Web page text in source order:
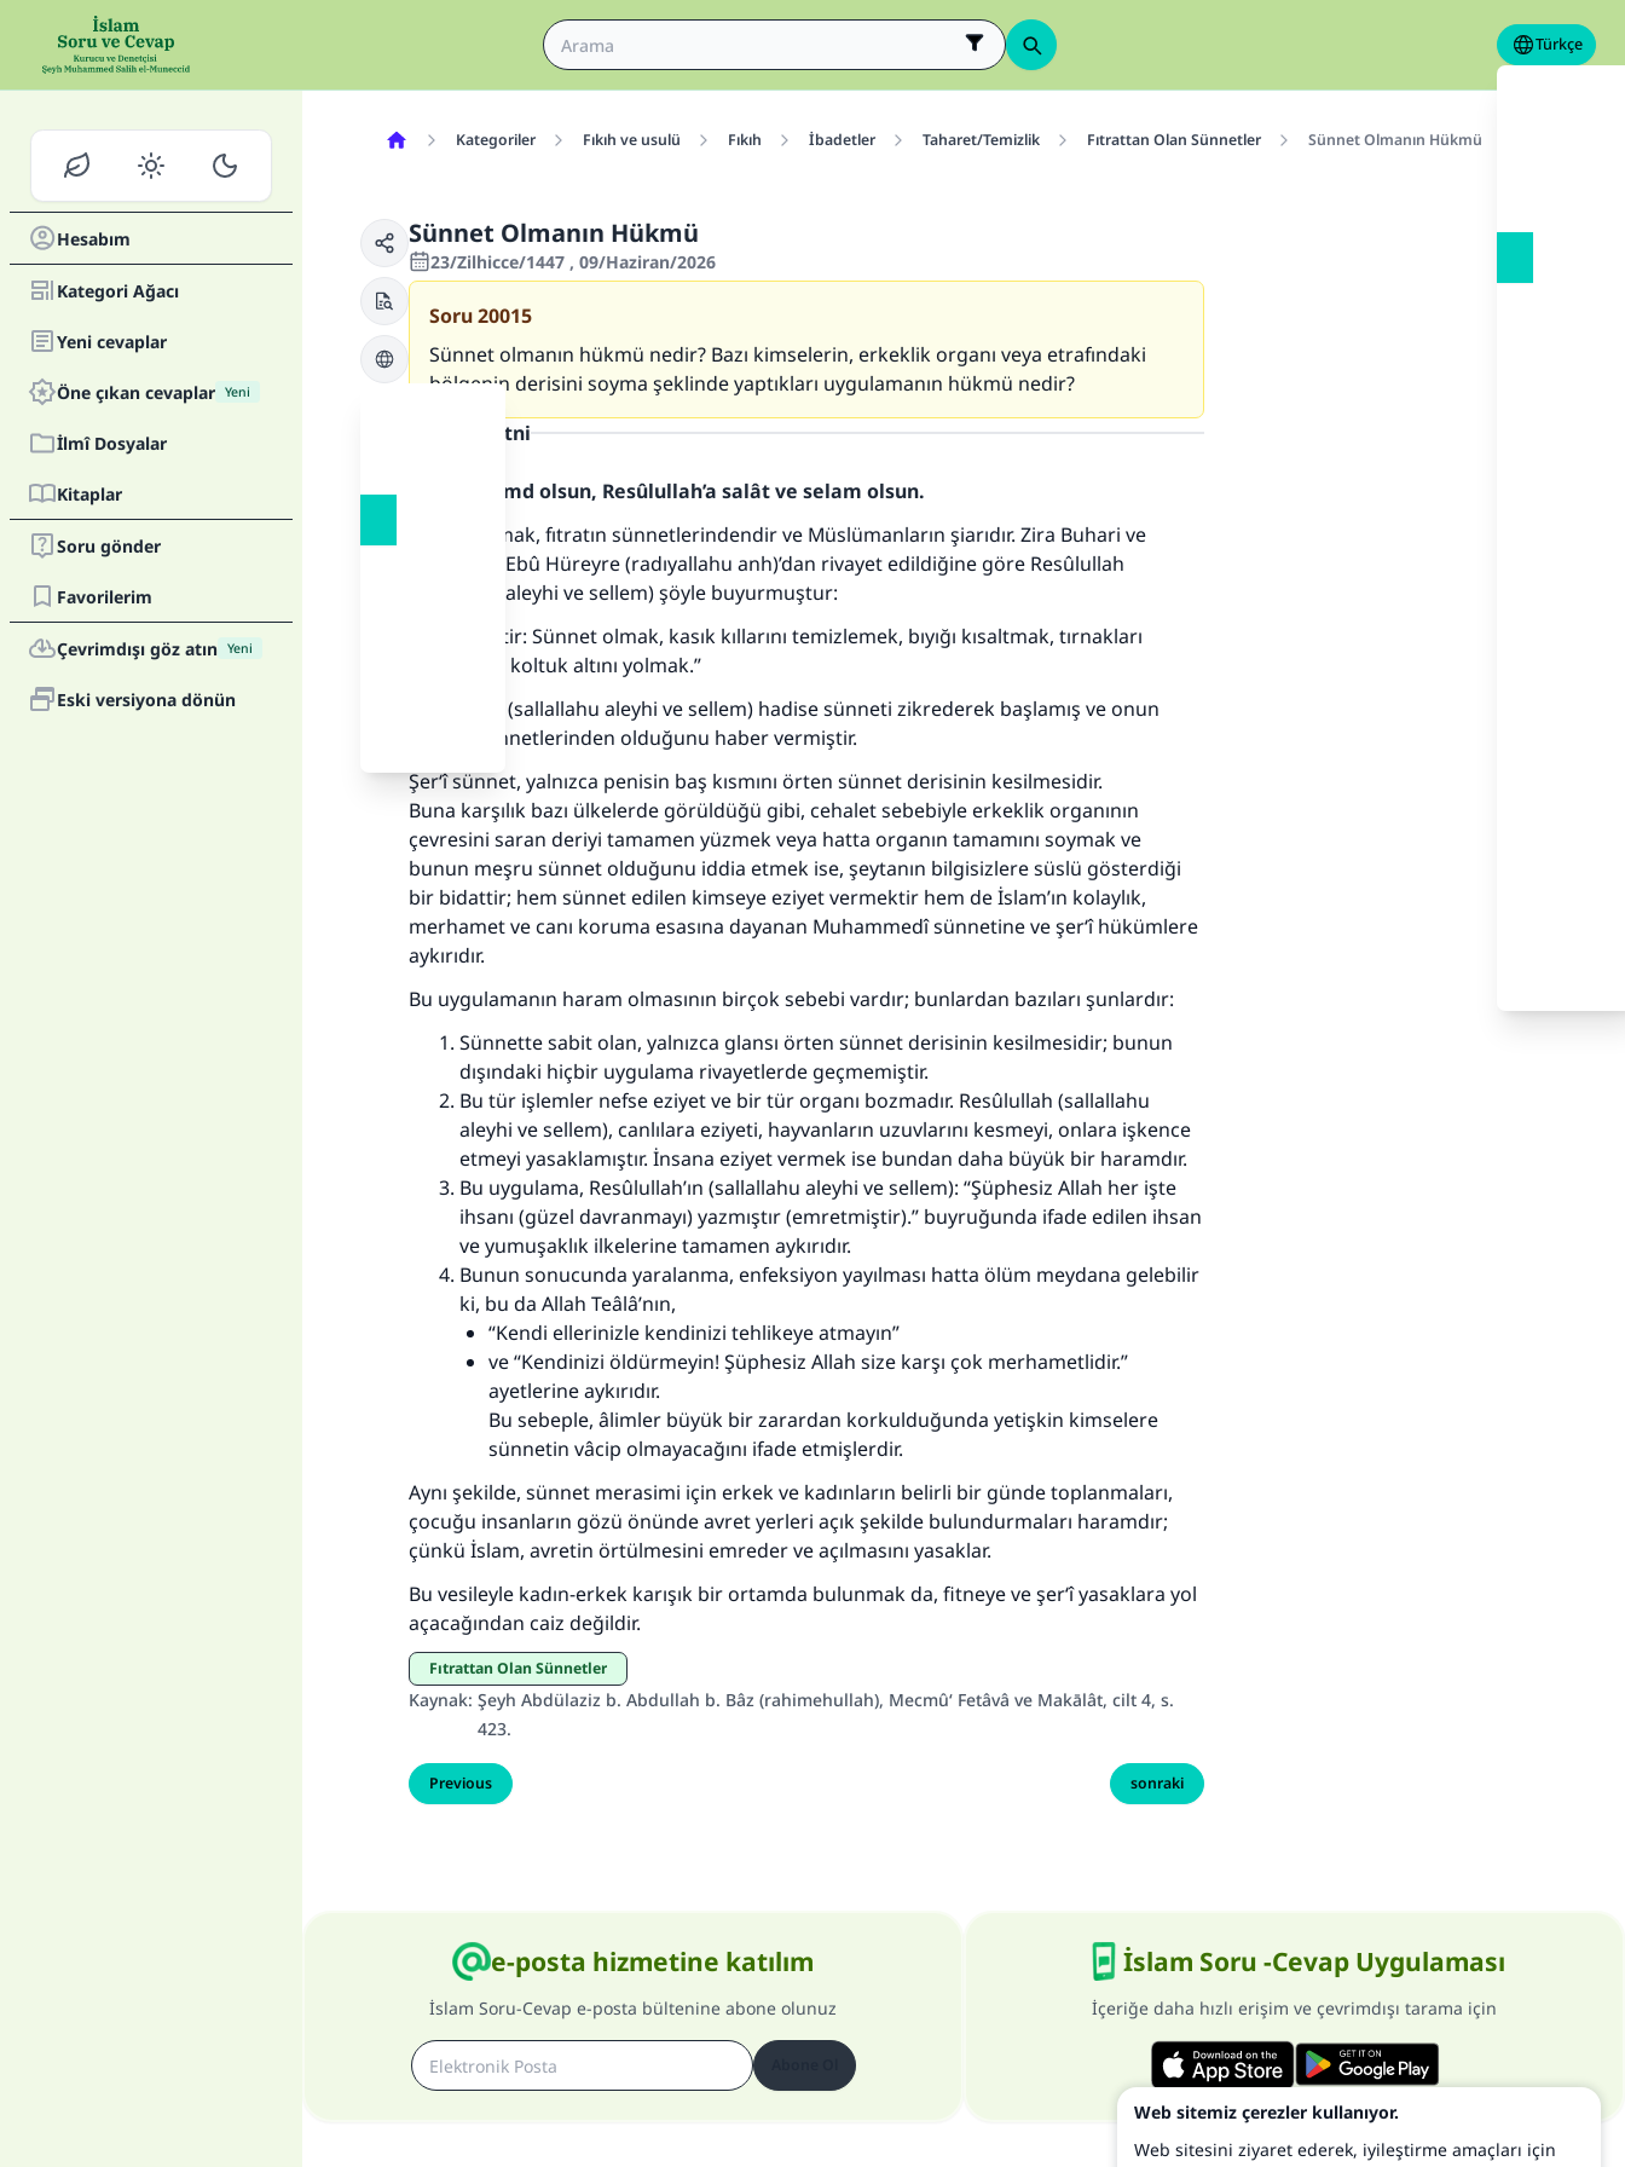
Türkçe
Hesabım
Kategori Ağacı
Yeni cevaplar
Öne çıkan cevaplar Yeni
İlmî Dosyalar
Kitaplar
Soru gönder
Favorilerim
Çevrimdışı göz atın Yeni
Eski versiyona dönün
Kategoriler Fıkıh ve usulü Fıkıh İbadetler Taharet/Temizlik Fıtrattan Olan Sünnetler Sünnet Olmanın Hükmü
Sünnet Olmanın Hükmü
23/Zilhicce/1447 , 09/Haziran/2026
Soru20015
Sünnet olmanın hükmü nedir? Bazı kimselerin, erkeklik organı veya etrafındaki
bölgenin derisini soyma şeklinde yaptıkları uygulamanın hükmü nedir?
Cevap metni
Allah'a hamd olsun, Resûlullah’a salât ve selam olsun.
Sünnet olmak, fıtratın sünnetlerindendir ve Müslümanların şiarıdır. Zira Buhari ve
Muslim’de Ebû Hüreyre (radıyallahu anh)’dan rivayet edildiğine göre Resûlullah
(sallallahu aleyhi ve sellem) şöyle buyurmuştur:
“Fıtrat beştir: Sünnet olmak, kasık kıllarını temizlemek, bıyığı kısaltmak, tırnakları
kesmek ve koltuk altını yolmak.”
Resûlullah (sallallahu aleyhi ve sellem) hadise sünneti zikrederek başlamış ve onun
fıtratın sünnetlerinden olduğunu haber vermiştir.
Şer‘î sünnet, yalnızca penisin baş kısmını örten sünnet derisinin kesilmesidir.
Buna karşılık bazı ülkelerde görüldüğü gibi, cehalet sebebiyle erkeklik organının
çevresini saran deriyi tamamen yüzmek veya hatta organın tamamını soymak ve
bunun meşru sünnet olduğunu iddia etmek ise, şeytanın bilgisizlere süslü gösterdiği
bir bidattir; hem sünnet edilen kimseye eziyet vermektir hem de İslam’ın kolaylık,
merhamet ve canı koruma esasına dayanan Muhammedî sünnetine ve şer‘î hükümlere
aykırıdır.
Bu uygulamanın haram olmasının birçok sebebi vardır; bunlardan bazıları şunlardır:
Sünnette sabit olan, yalnızca glansı örten sünnet derisinin kesilmesidir; bunun
dışındaki hiçbir uygulama rivayetlerde geçmemiştir.
Bu tür işlemler nefse eziyet ve bir tür organı bozmadır. Resûlullah (sallallahu
aleyhi ve sellem), canlılara eziyeti, hayvanların uzuvlarını kesmeyi, onlara işkence
etmeyi yasaklamıştır. İnsana eziyet vermek ise bundan daha büyük bir haramdır.
Bu uygulama, Resûlullah’ın (sallallahu aleyhi ve sellem): “Şüphesiz Allah her işte
ihsanı (güzel davranmayı) yazmıştır (emretmiştir).” buyruğunda ifade edilen ihsan
ve yumuşaklık ilkelerine tamamen aykırıdır.
Bunun sonucunda yaralanma, enfeksiyon yayılması hatta ölüm meydana gelebilir
ki, bu da Allah Teâlâ’nın,
“Kendi ellerinizle kendinizi tehlikeye atmayın”
ve“Kendinizi öldürmeyin! Şüphesiz Allah size karşı çok merhametlidir.”
ayetlerine aykırıdır.
Bu sebeple, âlimler büyük bir zarardan korkulduğunda yetişkin kimselere
sünnetin vâcip olmayacağını ifade etmişlerdir.
Aynı şekilde, sünnet merasimi için erkek ve kadınların belirli bir günde toplanmaları,
çocuğu insanların gözü önünde avret yerleri açık şekilde bulundurmaları haramdır;
çünkü İslam, avretin örtülmesini emreder ve açılmasını yasaklar.
Bu vesileyle kadın-erkek karışık bir ortamda bulunmak da, fitneye ve şer‘î yasaklara yol
açacağından caiz değildir.
Fıtrattan Olan Sünnetler
Kaynak: Şeyh Abdülaziz b. Abdullah b. Bâz (rahimehullah), Mecmû‘ Fetâvâ ve Makālât, cilt 4, s.
423.
Previous sonraki
e-posta hizmetine katılım
İslam Soru-Cevap e-posta bültenine abone olunuz
İslam Soru -Cevap Uygulaması
İçeriğe daha hızlı erişim ve çevrimdışı tarama için
110845 Nolu Cevap, bir evliliği kurtardı.
Ümmete cevapları ulaştırmak için bizi destekle
Rasulullah ﷺ şöyle dedi:
Her kim bir hayra yol gösterirse , hayrı yapan kişinin sevabı kadar
ona sevap yazılır.
(MUSLIM 1893)
Şimdi katkı yapın!
Web sitemiz çerezler kullanıyor.
Web sitesini ziyaret ederek, iyileştirme amaçları için